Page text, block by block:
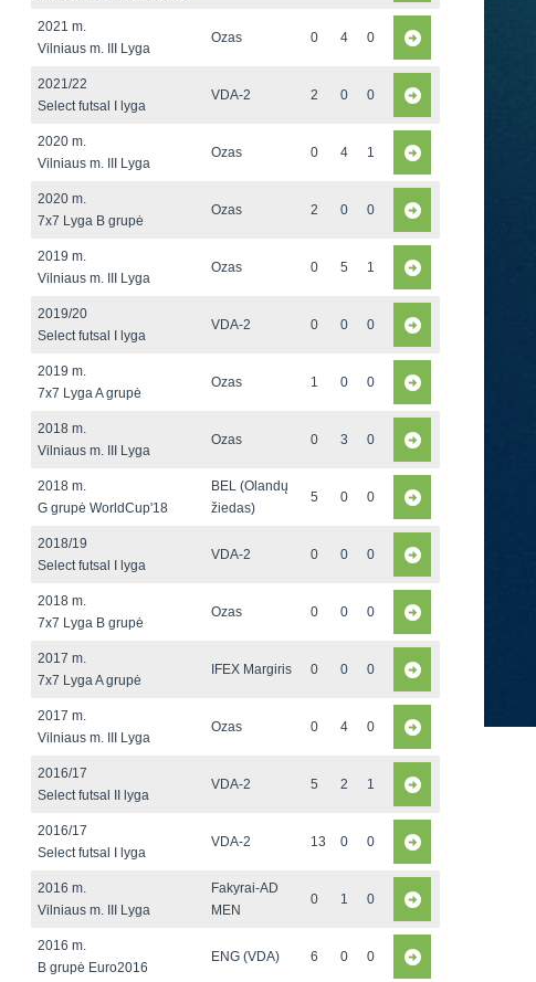
2021 m.
Vilniaus m. III Lyga
Ozas 0 4 0
2021/22
Select futsal I lyga
VDA-2 2 0 0
2020 m.
Vilniaus m. III Lyga
Ozas 0 4 1
2020 m.
7x7 Lyga B grupė
Ozas 2 0 0
2019 m.
Vilniaus m. III Lyga
Ozas 0 5 1
2019/20
Select futsal I lyga
VDA-2 0 0 0
2019 m.
7x7 Lyga A grupė
Ozas 1 0 0
2018 m.
Vilniaus m. III Lyga
Ozas 0 3 0
2018 m.
G grupė WorldCup'18
BEL (Olandų
žiedas)
5 0 0
2018/19
Select futsal I lyga
VDA-2 0 0 0
2018 m.
7x7 Lyga B grupė
Ozas 0 0 0
2017 m.
7x7 Lyga A grupė
IFEX Margiris 0 0 0
2017 m.
Vilniaus m. III Lyga
Ozas 0 4 0
2016/17
Select futsal II lyga
VDA-2 5 2 1
2016/17
Select futsal I lyga
VDA-2 13 0 0
2016 m.
Vilniaus m. III Lyga
Fakyrai-AD
MEN
0 1 0
2016 m.
B grupė Euro2016
ENG (VDA) 6 0 0